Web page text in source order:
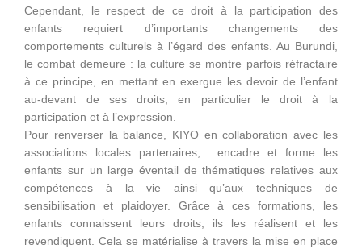
Cependant, le respect de ce droit à la participation des
enfants requiert d’importants changements des
comportements culturels à l’égard des enfants. Au Burundi,
le combat demeure : la culture se montre parfois réfractaire
à ce principe, en mettant en exergue les devoir de l’enfant
au-devant de ses droits, en particulier le droit à la
participation et à l’expression.
Pour renverser la balance, KIYO en collaboration avec les
associations locales partenaires, encadre et forme les
enfants sur un large éventail de thématiques relatives aux
compétences à la vie ainsi qu’aux techniques de
sensibilisation et plaidoyer. Grâce à ces formations, les
enfants connaissent leurs droits, ils les réalisent et les
revendiquent. Cela se matérialise à travers la mise en place